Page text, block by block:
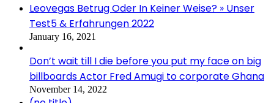
Leovegas Betrug Oder In Keiner Weise? » Unser
Test5 & Erfahrungen 2022
January 16, 2021
Don’t wait till I die before you put my face on big
billboards Actor Fred Amugi to corporate Ghana
November 14, 2022